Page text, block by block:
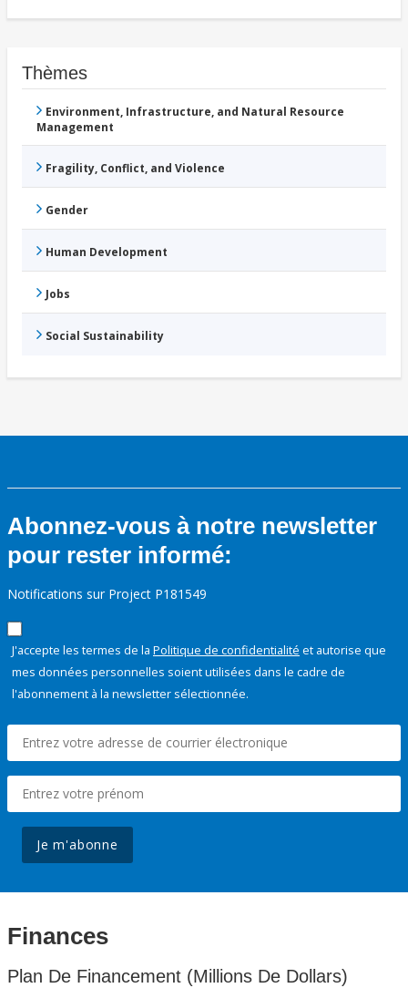
Thèmes
Environment, Infrastructure, and Natural Resource
Management
Fragility, Conflict, and Violence
Gender
Human Development
Jobs
Social Sustainability
Abonnez-vous à notre newsletter
pour rester informé:
Notifications sur Project P181549
J'accepte les termes de la Politique de confidentialité et autorise que
mes données personnelles soient utilisées dans le cadre de
l'abonnement à la newsletter sélectionnée.
Je m'abonne
Finances
Plan De Financement (Millions De Dollars)